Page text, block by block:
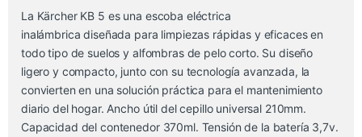
La Kärcher KB 5 es una escoba eléctrica
inalámbrica diseñada para limpiezas rápidas y eficaces en
todo tipo de suelos y alfombras de pelo corto. Su diseño
ligero y compacto, junto con su tecnología avanzada, la
convierten en una solución práctica para el mantenimiento
diario del hogar. Ancho útil del cepillo universal 210mm.
Capacidad del contenedor 370ml. Tensión de la batería 3,7v.